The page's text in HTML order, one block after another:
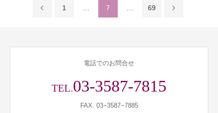
1 7 69
電話でのお問合せ
TEL.03-3587-7815
FAX. 03−3587−7885